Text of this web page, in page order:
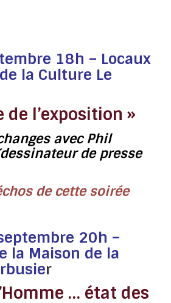
18h – Locaux
la Culture Le
de l’exposition »
avec Phil
de presse
de cette soirée
20h –
la Maison de la
r
… état des